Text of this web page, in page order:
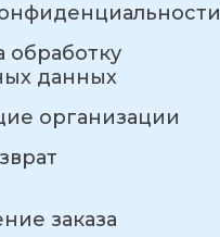
обработку
данных
организации
заказа